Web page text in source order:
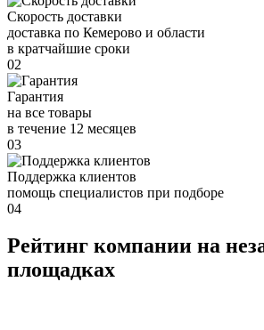
Скорость доставки
доставка по Кемерово и области
в кратчайшие сроки
02
Гарантия
на все товары
в течение 12 месяцев
03
Поддержка клиентов
помощь специалистов при подборе
04
Рейтинг компании на
площадках